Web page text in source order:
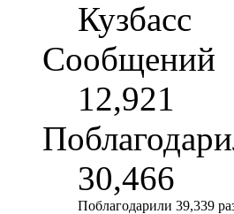
Кузбасс
Сообщений
12,921
30,466
Поблагодарили 39,339